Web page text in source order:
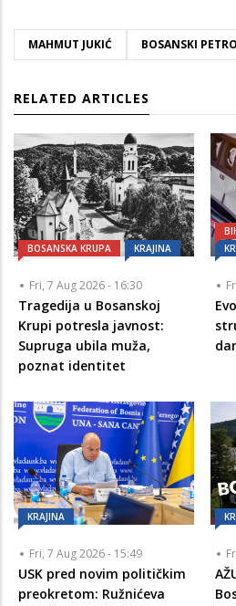
MAHMUT JUKIĆ BOSANSKI
RELATED ARTICLES
BOSANSKA KRUPA KRAJINA
Fri, 7 Aug 2026 - 16:30
Tragedija u Bosanskoj
Krupi potresla javnost:
Supruga ubila muža,
poznat identitet
KRAJINA
Fri, 7 Aug 2026 - 15:49
USK pred novim političkim
preokretom: Ružnićeva